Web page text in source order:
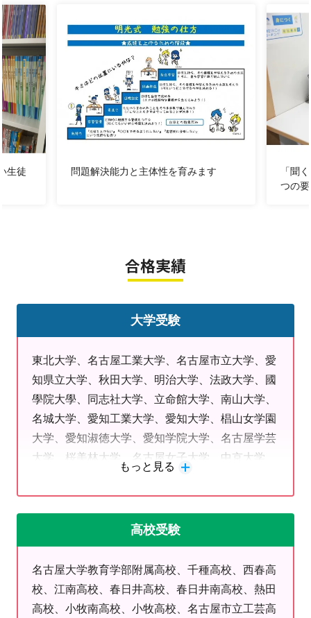
あきらめない講師が、お子さまと一緒になって勉強に向
き合います！
【ブログ】
New
✅ 夏期講習だけでも大丈夫？まずは『問診』から始め
る理由
✅健康診断は毎年受けるのに、「学力診断」は受けな
くて大丈夫ですか？
✅
成績が伸びる宿題、伸びない宿題「宿題の量と質」
ま時間勉強術」
定期テスト対策時事問題
★Instagram★
生徒にアンケート！教室の好きなところ
生徒 問題解決能力と主体性を育みます
「聞
つの
合格実績
大学受験
東北大学、名古屋工業大学、名古屋市立大学、愛
知県立大学、秋田大学、明治大学、法政大学、國
學院大學、同志社大学、立命館大学、南山大学、
名城大学、愛知工業大学、愛知大学、椙山女学園
大学、愛知淑徳大学、愛知学院大学、名古屋学芸
大学、桜美林大学、名古屋女子大学、中京大学、
学、名古屋経済大学
もっと見る
高校受験
名古屋大学教育学部附属高校、千種高校、西春高
校、江南高校、春日井高校、春日井南高校、熱田
高校、小牧南高校、小牧高校、名古屋市立工芸高